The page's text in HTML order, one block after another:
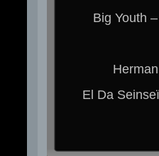
Big Youth
El Da